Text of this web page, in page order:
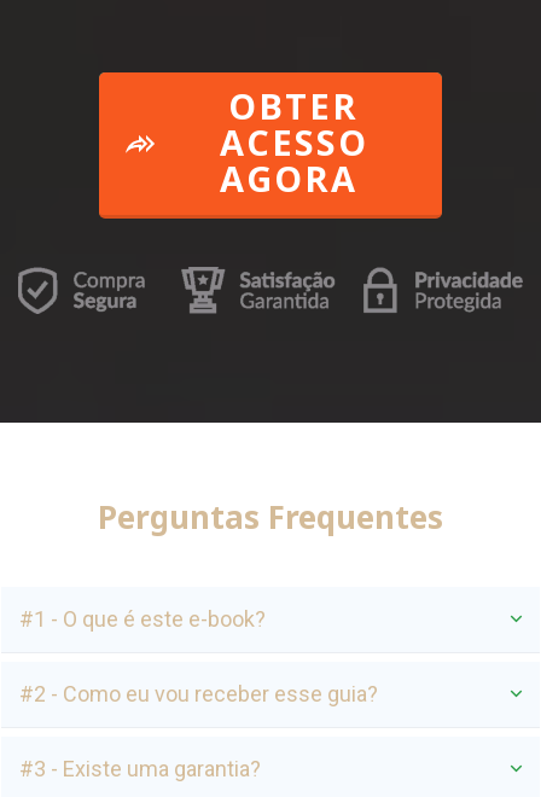
OBTER
ACESSO
AGORA
Perguntas Frequentes
#1 - O que é este e-book?
#2 - Como eu vou receber esse guia?
#3 - Existe uma garantia?